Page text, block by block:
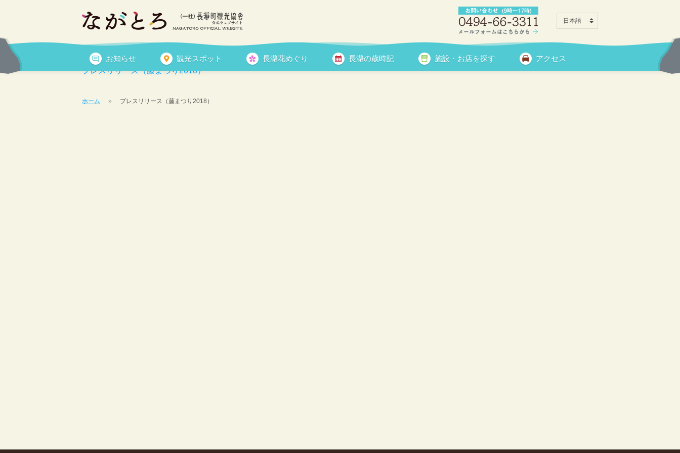
お知らせ 観光スポット 長瀞花めぐり 長瀞の歳時記 施設・お店を探す アクセス
プレスリリース（藤まつり2018）
プレスリリース（藤まつり2018）
ホーム プレスリリース（藤まつり2018）